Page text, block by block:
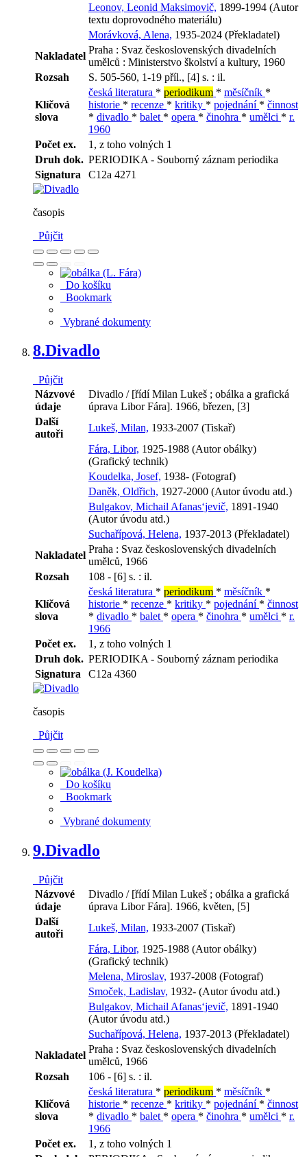
Leonov, Leonid Maksimovič, 1899-1994 (Autor
textu doprovodného materiálu)
Morávková, Alena, 1935-2024 (Překladatel)
Nakladatel
Praha : Svaz československých divadelních
umělců : Ministerstvo školství a kultury, 1960
Rozsah
S. 505-560, 1-19 příl., [4] s. : il.
Klíčová
slova
česká literatura * periodikum * měsíčník *
historie * recenze * kritiky * pojednání * činnost
* divadlo * balet * opera * činohra * umělci * r.
1960
Počet ex.
1, z toho volných 1
Druh dok. PERIODIKA - Souborný záznam periodika
Signatura
C12a 4271
časopis
Půjčit
Do košíku
Bookmark
Vybrané dokumenty
8.Divadlo
Půjčit
Názvové
údaje
Divadlo / [řídí Milan Lukeš ; obálka a grafická
úprava Libor Fára]. 1966, březen, [3]
Další
autoři
Lukeš, Milan, 1933-2007 (Tiskař)
Fára, Libor, 1925-1988 (Autor obálky)
(Grafický technik)
Koudelka, Josef, 1938- (Fotograf)
Daněk, Oldřich, 1927-2000 (Autor úvodu atd.)
Bulgakov, Michail Afanas‘jevič, 1891-1940
(Autor úvodu atd.)
Suchařípová, Helena, 1937-2013 (Překladatel)
Nakladatel
Praha : Svaz československých divadelních
umělců, 1966
Rozsah
108 - [6] s. : il.
Klíčová
slova
česká literatura * periodikum * měsíčník *
historie * recenze * kritiky * pojednání * činnost
* divadlo * balet * opera * činohra * umělci * r.
1966
Počet ex.
1, z toho volných 1
Druh dok. PERIODIKA - Souborný záznam periodika
Signatura
C12a 4360
časopis
Půjčit
Do košíku
Bookmark
Vybrané dokumenty
9.Divadlo
Půjčit
Názvové
údaje
Divadlo / [řídí Milan Lukeš ; obálka a grafická
úprava Libor Fára]. 1966, květen, [5]
Další
autoři
Lukeš, Milan, 1933-2007 (Tiskař)
Fára, Libor, 1925-1988 (Autor obálky)
(Grafický technik)
Melena, Miroslav, 1937-2008 (Fotograf)
Smoček, Ladislav, 1932- (Autor úvodu atd.)
Bulgakov, Michail Afanas‘jevič, 1891-1940
(Autor úvodu atd.)
Suchařípová, Helena, 1937-2013 (Překladatel)
Nakladatel
Praha : Svaz československých divadelních
umělců, 1966
Rozsah
106 - [6] s. : il.
Klíčová
slova
česká literatura * periodikum * měsíčník *
historie * recenze * kritiky * pojednání * činnost
* divadlo * balet * opera * činohra * umělci * r.
1966
Počet ex.
1, z toho volných 1